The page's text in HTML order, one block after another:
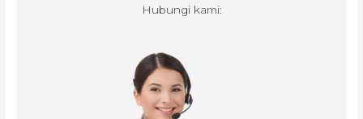
Hubungi kami: